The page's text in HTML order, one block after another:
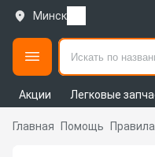
Минск
Акции Легковые
Главная Помощь